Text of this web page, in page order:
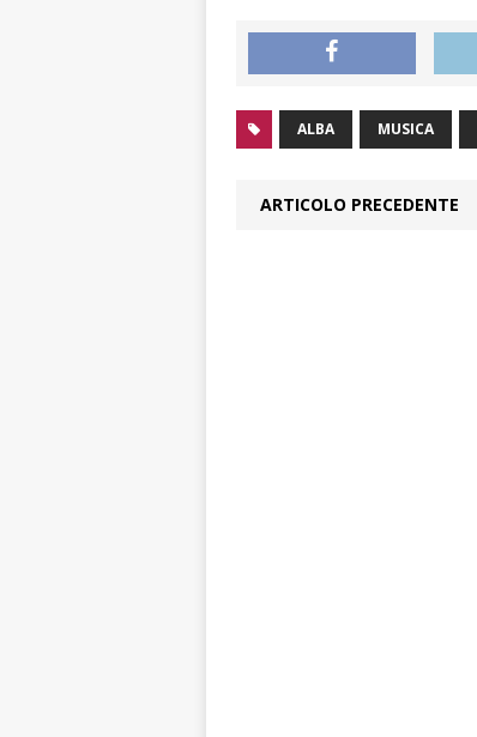
ALBA MUSICA
ARTICOLO PRECEDENTE